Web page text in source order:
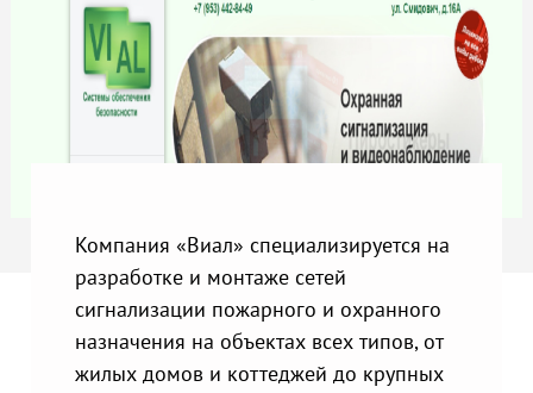
Компания «Виал» специализируется на
разработке и монтаже сетей
сигнализации пожарного и охранного
назначения на объектах всех типов, от
жилых домов и коттеджей до крупных